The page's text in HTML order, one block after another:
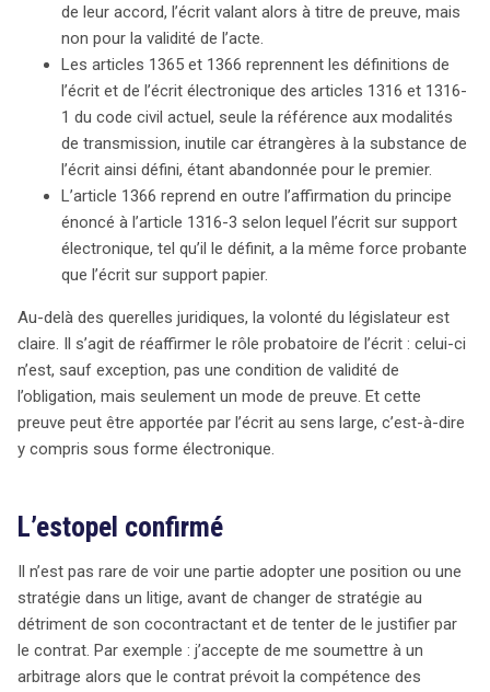
de leur accord, l’écrit valant alors à titre de preuve, mais
non pour la validité de l’acte.
Les articles 1365 et 1366 reprennent les définitions de
l’écrit et de l’écrit électronique des articles 1316 et 1316-
1 du code civil actuel, seule la référence aux modalités
de transmission, inutile car étrangères à la substance de
l’écrit ainsi défini, étant abandonnée pour le premier.
L’article 1366 reprend en outre l’affirmation du principe
énoncé à l’article 1316-3 selon lequel l’écrit sur support
électronique, tel qu’il le définit, a la même force probante
que l’écrit sur support papier.
Au-delà des querelles juridiques, la volonté du législateur est
claire. Il s’agit de réaffirmer le rôle probatoire de l’écrit : celui-ci
n’est, sauf exception, pas une condition de validité de
l’obligation, mais seulement un mode de preuve. Et cette
preuve peut être apportée par l’écrit au sens large, c’est-à-dire
y compris sous forme électronique.
L’estopel confirmé
Il n’est pas rare de voir une partie adopter une position ou une
stratégie dans un litige, avant de changer de stratégie au
détriment de son cocontractant et de tenter de le justifier par
le contrat. Par exemple : j’accepte de me soumettre à un
arbitrage alors que le contrat prévoit la compétence des